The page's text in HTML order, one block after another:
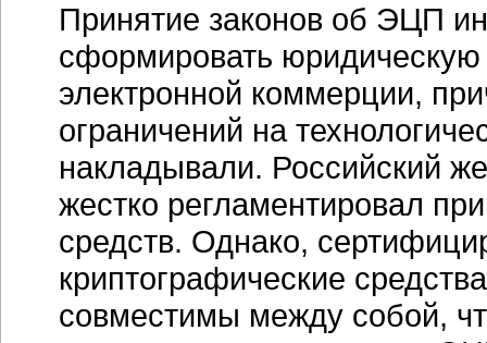
Принятие законов об ЭЦП
сформировать
электронной коммерции,
ограничений на
накладывали. Российский
жестко регламентировал
средств. Однако,
криптографические
совместимы между собой,